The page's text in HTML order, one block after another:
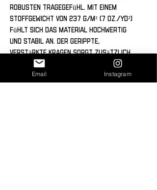
robusten Tragegefühl. Mit einem
Stoffgewicht von 237 g/m² (7 oz./yd²)
fühlt sich das Material hochwertig
und stabil an. Der gerippte,
verstärkte Kragen sorgt zusätzlich
dafür, dass das Shirt seine Form
behält und auch nach vielen Wäschen
Email Instagram